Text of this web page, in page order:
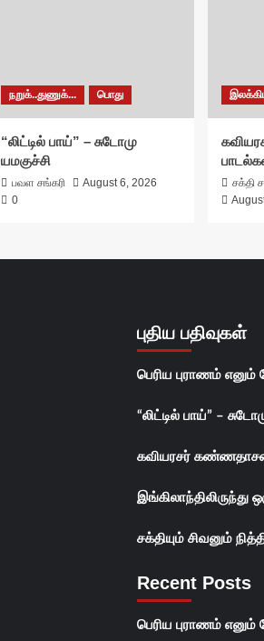
நறுக்..துணுக்... பொது
“லிட்டில் பாய்” – சுடோமு
யமகுச்சி
பவள சங்கரி
August 6, 2026
0
சக்தி
புதிய பதிவுகள்
பெரிய புராணம் எனும்
“லிட்டில் பாய்” –
கவியரசர்
இங்கிலாந்திலிருந்து
சக்தியும் சிவனும்
Recent Posts
பெரிய புராணம் எனும்